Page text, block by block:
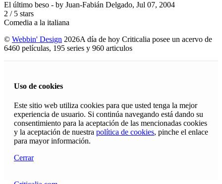
El último beso - by Juan-Fabián Delgado, Jul 07, 2004
2 / 5 stars
Comedia a la italiana
© Webbin' Design 2026A día de hoy Criticalia posee un acervo de
6460 películas, 195 series y 960 articulos
Uso de cookies
Este sitio web utiliza cookies para que usted tenga la mejor
experiencia de usuario. Si continúa navegando está dando su
consentimiento para la aceptación de las mencionadas cookies
y la aceptación de nuestra política de cookies, pinche el enlace
para mayor información.
Cerrar